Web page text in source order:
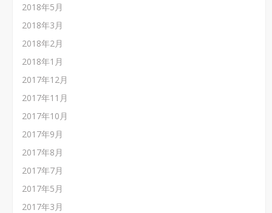
2018年5月
2018年3月
2018年2月
2018年1月
2017年12月
2017年11月
2017年10月
2017年9月
2017年8月
2017年7月
2017年5月
2017年3月